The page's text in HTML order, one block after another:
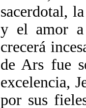
sacerdotal,
y el amor a
crecerá
de Ars fue
excelencia,
por sus